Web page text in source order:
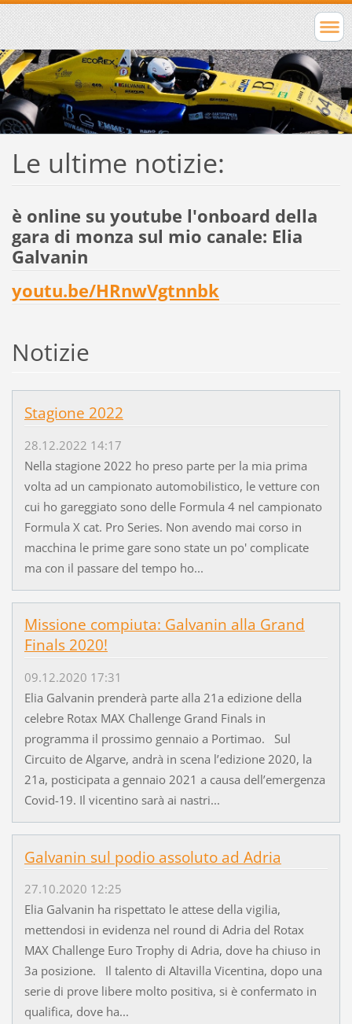
Le ultime notizie:
è online su youtube l'onboard della
gara di monza sul mio canale: Elia
Galvanin
youtu.be/HRnwVgtnnbk
Notizie
Stagione 2022
28.12.2022 14:17
Nella stagione 2022 ho preso parte per la mia prima
volta ad un campionato automobilistico, le vetture con
cui ho gareggiato sono delle Formula 4 nel campionato
Formula X cat. Pro Series. Non avendo mai corso in
macchina le prime gare sono state un po' complicate
ma con il passare del tempo ho...
Missione compiuta: Galvanin alla Grand
Finals 2020!
09.12.2020 17:31
Elia Galvanin prenderà parte alla 21a edizione della
celebre Rotax MAX Challenge Grand Finals in
programma il prossimo gennaio a Portimao. Sul
Circuito de Algarve, andrà in scena l’edizione 2020, la
21a, posticipata a gennaio 2021 a causa dell’emergenza
Covid-19. Il vicentino sarà ai nastri...
Galvanin sul podio assoluto ad Adria
27.10.2020 12:25
Elia Galvanin ha rispettato le attese della vigilia,
mettendosi in evidenza nel round di Adria del Rotax
MAX Challenge Euro Trophy di Adria, dove ha chiuso in
3a posizione. Il talento di Altavilla Vicentina, dopo una
serie di prove libere molto positiva, si è confermato in
qualifica, dove ha...